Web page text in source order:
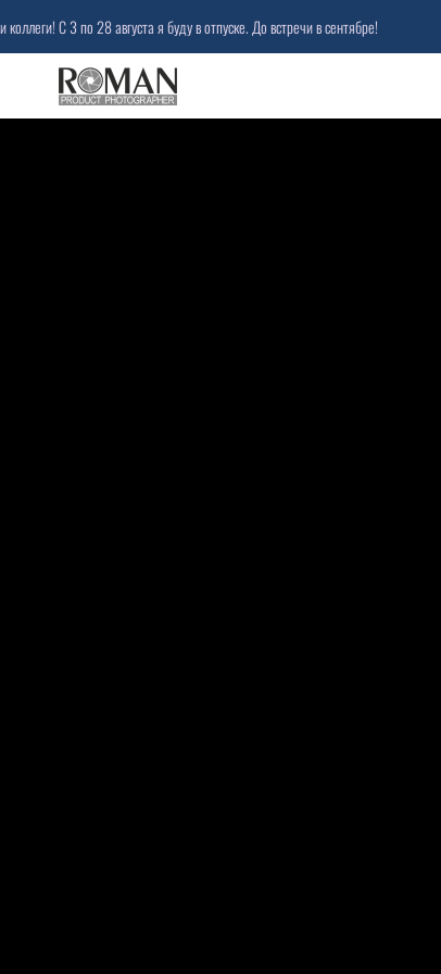
28 августа я буду в отпуске. До встречи в сентябре!